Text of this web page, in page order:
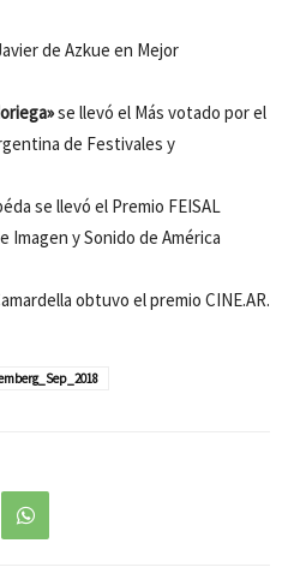
de Azkue en Mejor
se llevó el Más votado por el
de Festivales y
se llevó el Premio FEISAL
Imagen y Sonido de América
obtuvo el premio CINE.AR.